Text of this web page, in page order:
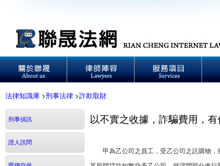
法律知識庫 >刑事法律 >詐欺取財
刑事偵訊
證人訊問
以不實之收據，詐騙費用，
甲為乙公司之員工，受乙公司之託購物，